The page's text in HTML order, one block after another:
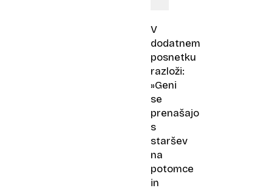
V
dodatnem
posnetku
razloži:
»Geni
se
prenašajo
s
staršev
na
potomce
in